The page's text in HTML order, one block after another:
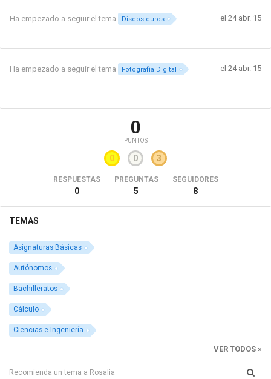
Ha empezado a seguir el tema Discos duros el 24 abr. 15
Ha empezado a seguir el tema Fotografía Digital el 24 abr. 15
0
PUNTOS
0 0 3
RESPUESTAS
0
PREGUNTAS
5
SEGUIDORES
8
TEMAS
Asignaturas Básicas
Autónomos
Bachilleratos
Cálculo
Ciencias e Ingeniería
VER TODOS »